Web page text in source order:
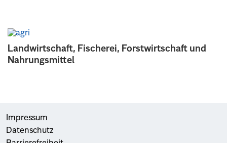
Landwirtschaft, Fischerei, Forstwirtschaft und
Nahrungsmittel
Impressum
Datenschutz